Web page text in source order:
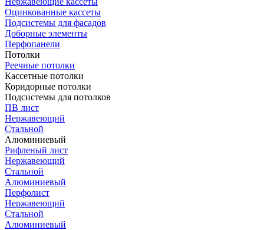
Оцинкованные кассеты
Подсистемы для фасадов
Доборные элементы
Перфопанели
Потолки
Реечные потолки
Кассетные потолки
Коридорные потолки
Подсистемы для потолков
ПВ лист
Нержавеющий
Стальной
Алюминиевый
Рифленый лист
Нержавеющий
Стальной
Алюминиевый
Перфолист
Нержавеющий
Стальной
Алюминиевый